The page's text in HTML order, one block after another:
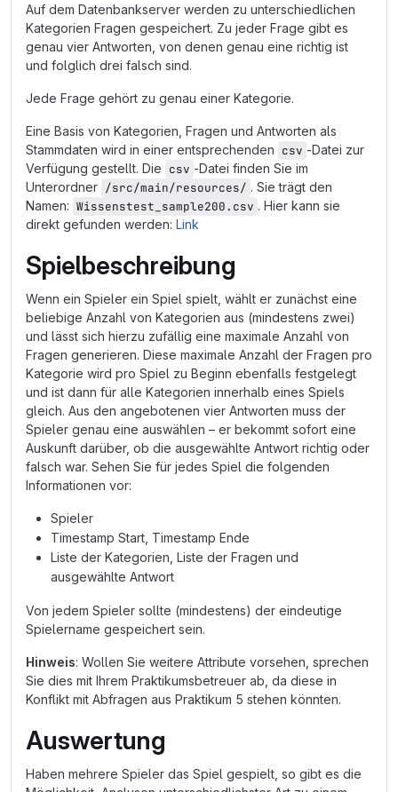
Auf dem Datenbankserver werden zu unterschiedlichen
Kategorien Fragen gespeichert. Zu jeder Frage gibt es
genau vier Antworten, von denen genau eine richtig ist
und folglich drei falsch sind.
Jede Frage gehört zu genau einer Kategorie.
Eine Basis von Kategorien, Fragen und Antworten als
Stammdaten wird in einer entsprechenden csv -Datei zur
Verfügung gestellt. Die csv -Datei finden Sie im
Unterordner /src/main/resources/ . Sie trägt den
Namen: Wissenstest_sample200.csv . Hier kann sie
direkt gefunden werden: Link
Spielbeschreibung
Wenn ein Spieler ein Spiel spielt, wählt er zunächst eine
beliebige Anzahl von Kategorien aus (mindestens zwei)
und lässt sich hierzu zufällig eine maximale Anzahl von
Fragen generieren. Diese maximale Anzahl der Fragen pro
Kategorie wird pro Spiel zu Beginn ebenfalls festgelegt
und ist dann für alle Kategorien innerhalb eines Spiels
gleich. Aus den angebotenen vier Antworten muss der
Spieler genau eine auswählen – er bekommt sofort eine
Auskunft darüber, ob die ausgewählte Antwort richtig oder
falsch war. Sehen Sie für jedes Spiel die folgenden
Informationen vor:
Spieler
Timestamp Start, Timestamp Ende
Liste der Kategorien, Liste der Fragen und
ausgewählte Antwort
Von jedem Spieler sollte (mindestens) der eindeutige
Spielername gespeichert sein.
Hinweis: Wollen Sie weitere Attribute vorsehen, sprechen
Sie dies mit Ihrem Praktikumsbetreuer ab, da diese in
Konflikt mit Abfragen aus Praktikum 5 stehen könnten.
Auswertung
Haben mehrere Spieler das Spiel gespielt, so gibt es die